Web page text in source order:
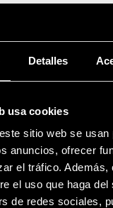
Detalles
usa cookies
sitio web se usan
anuncios, ofrecer
el tráfico. Además,
el uso que haga del
de redes sociales,